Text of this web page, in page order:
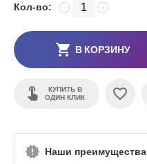
Кол-во: +
−
В КОРЗИНУ
КУПИТЬ В
ОДИН КЛИК
Наши преимущества